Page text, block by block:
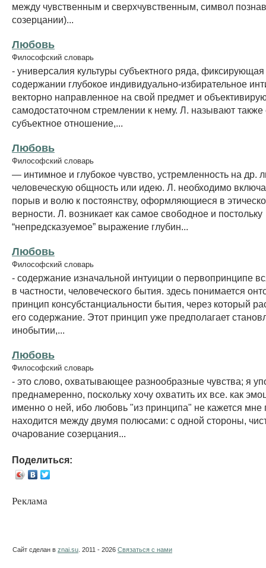
между чувственным и сверхчувственным, символ
созерцании)...
Любовь
Философский словарь
- универсалия культуры субъектного ряда,
содержании глубокое индивидуально-избирательное
векторно направленное на свой предмет и
самодостаточном стремлении к нему. Л. называют также
субъектное отношение,...
Любовь
Философский словарь
— интимное и глубокое чувство, устремленность на др.
человеческую общность или идею. Л. необходимо
порыв и волю к постоянству, оформляющиеся в
верности. Л. возникает как самое свободное и постольку
“непредсказуемое” выражение глубин...
Любовь
Философский словарь
- содержание изначальной интуиции о первопринципе
в частности, человеческого бытия. здесь понимается
принцип консубстанциальности бытия, через который
его содержание. Этот принцип уже предполагает
инобытии,...
Любовь
Философский словарь
- это слово, охватывающее разнообразные чувства; я
преднамеренно, поскольку хочу охватить их все. как
именно о ней, ибо любовь "из принципа" не кажется мне
находится между двумя полюсами: с одной стороны,
очарование созерцания...
Поделиться:
Реклама
Сайт сделан в znai.su . 2011 - 2026 Связаться с нами